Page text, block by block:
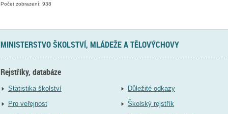
Počet zobrazení: 938
MINISTERSTVO ŠKOLSTVÍ, MLÁDEŽE A TĚLOVÝCHOVY
Rejstříky, databáze
Statistika školství
Pro veřejnost
Důležité odkazy
Školský rejstřík